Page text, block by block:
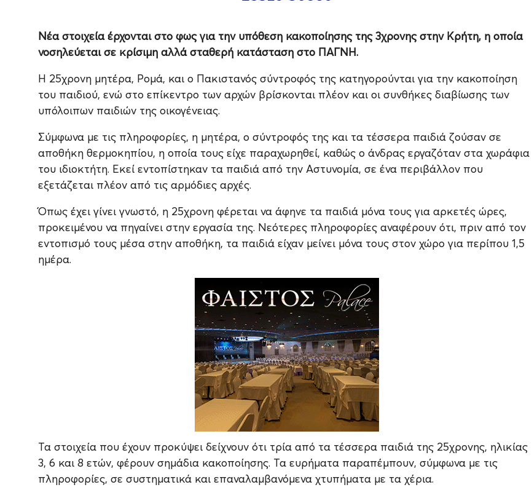
Νέα στοιχεία έρχονται στο φως για την υπόθεση κακοποίησης της 3χρονης στην Κρήτη, η οποία
νοσηλεύεται σε κρίσιμη αλλά σταθερή κατάσταση στο ΠΑΓΝΗ.
Η 25χρονη μητέρα, Ρομά, και ο Πακιστανός σύντροφός της κατηγορούνται για την κακοποίηση
του παιδιού, ενώ στο επίκεντρο των αρχών βρίσκονται πλέον και οι συνθήκες διαβίωσης των
υπόλοιπων παιδιών της οικογένειας.
Σύμφωνα με τις πληροφορίες, η μητέρα, ο σύντροφός της και τα τέσσερα παιδιά ζούσαν σε
αποθήκη θερμοκηπίου, η οποία τους είχε παραχωρηθεί, καθώς ο άνδρας εργαζόταν στα χωράφια
του ιδιοκτήτη. Εκεί εντοπίστηκαν τα παιδιά από την Αστυνομία, σε ένα περιβάλλον που
εξετάζεται πλέον από τις αρμόδιες αρχές.
Όπως έχει γίνει γνωστό, η 25χρονη φέρεται να άφηνε τα παιδιά μόνα τους για αρκετές ώρες,
προκειμένου να πηγαίνει στην εργασία της. Νεότερες πληροφορίες αναφέρουν ότι, πριν από τον
εντοπισμό τους μέσα στην αποθήκη, τα παιδιά είχαν μείνει μόνα τους στον χώρο για περίπου 1,5
ημέρα.
Τα στοιχεία που έχουν προκύψει δείχνουν ότι τρία από τα τέσσερα παιδιά της 25χρονης, ηλικίας
3, 6 και 8 ετών, φέρουν σημάδια κακοποίησης. Τα ευρήματα παραπέμπουν, σύμφωνα με τις
πληροφορίες, σε συστηματικά και επαναλαμβανόμενα χτυπήματα με τα χέρια.